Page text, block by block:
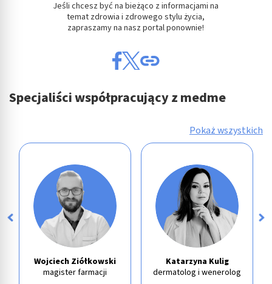
Jeśli chcesz być na bieżąco z informacjami na
temat zdrowia i zdrowego stylu życia,
zapraszamy na nasz portal ponownie!
Specjaliści współpracujący z medme
Pokaż wszystkich
Wojciech Ziółkowski
magister farmacji
Katarzyna Kulig
dermatolog i wenerolog